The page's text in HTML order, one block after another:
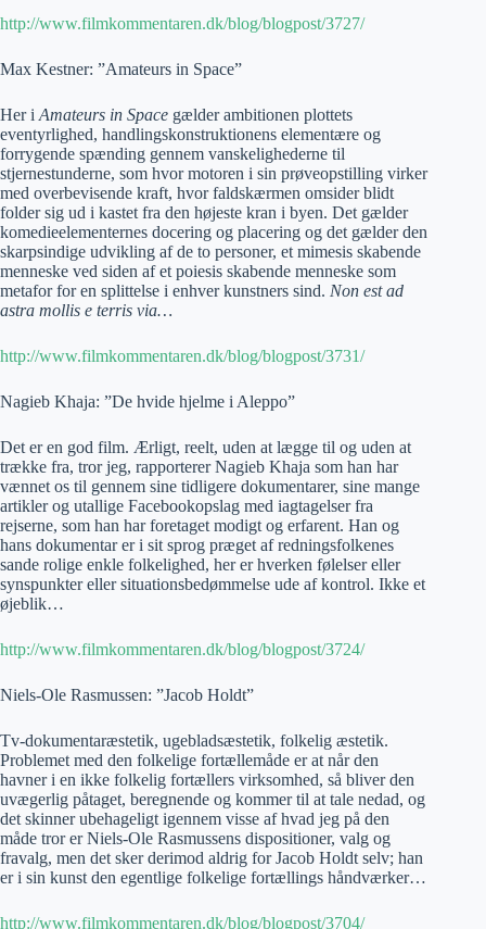
http://www.filmkommentaren.dk/blog/blogpost/3727/
Max Kestner: ”Amateurs in Space”
Her i Amateurs in Space gælder ambitionen plottets
eventyrlighed, handlingskonstruktionens elementære og
forrygende spænding gennem vanskelighederne til
stjernestunderne, som hvor motoren i sin prøveopstilling virker
med overbevisende kraft, hvor faldskærmen omsider blidt
folder sig ud i kastet fra den højeste kran i byen. Det gælder
komedieelementernes docering og placering og det gælder den
skarpsindige udvikling af de to personer, et mimesis skabende
menneske ved siden af et poiesis skabende menneske som
metafor for en splittelse i enhver kunstners sind. Non est ad
astra mollis e terris via…
http://www.filmkommentaren.dk/blog/blogpost/3731/
Nagieb Khaja: ”De hvide hjelme i Aleppo”
Det er en god film. Ærligt, reelt, uden at lægge til og uden at
trække fra, tror jeg, rapporterer Nagieb Khaja som han har
vænnet os til gennem sine tidligere dokumentarer, sine mange
artikler og utallige Facebookopslag med iagtagelser fra
rejserne, som han har foretaget modigt og erfarent. Han og
hans dokumentar er i sit sprog præget af redningsfolkenes
sande rolige enkle folkelighed, her er hverken følelser eller
synspunkter eller situationsbedømmelse ude af kontrol. Ikke et
øjeblik…
http://www.filmkommentaren.dk/blog/blogpost/3724/
Niels-Ole Rasmussen: ”Jacob Holdt”
Tv-dokumentaræstetik, ugebladsæstetik, folkelig æstetik.
Problemet med den folkelige fortællemåde er at når den
havner i en ikke folkelig fortællers virksomhed, så bliver den
uvægerlig påtaget, beregnende og kommer til at tale nedad, og
det skinner ubehageligt igennem visse af hvad jeg på den
måde tror er Niels-Ole Rasmussens dispositioner, valg og
fravalg, men det sker derimod aldrig for Jacob Holdt selv; han
er i sin kunst den egentlige folkelige fortællings håndværker…
http://www.filmkommentaren.dk/blog/blogpost/3704/